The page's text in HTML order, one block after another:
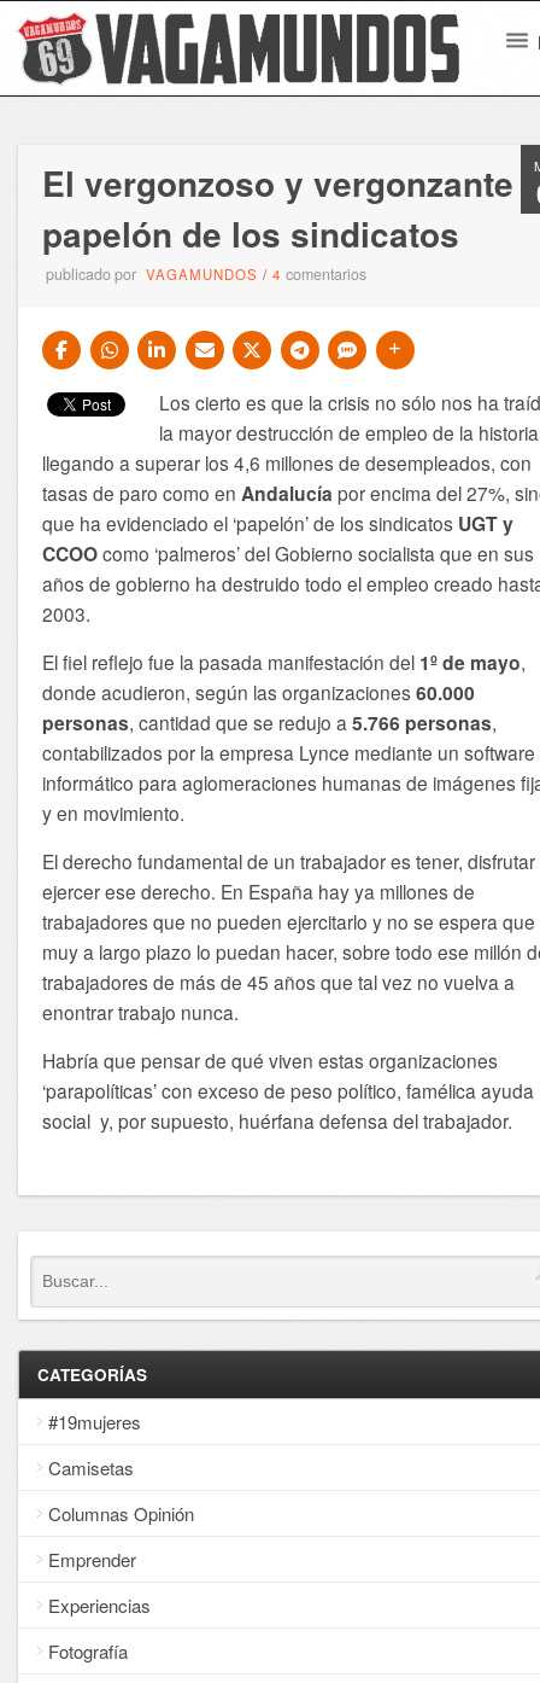
El vergonzoso y vergonzante
papelón de los sindicatos
publicado por VAGAMUNDOS /4comentarios
Los cierto es que la crisis no sólo nos ha
la mayor destrucción de empleo de la
llegando a superar los 4,6 millones de desempleados, con
tasas de paro como en Andalucía por encima del 27%,
que ha evidenciado el ‘papelón’ de los sindicatos UGT y
CCOOcomo ‘palmeros’ del Gobierno socialista que en sus
años de gobierno ha destruido todo el empleo creado
2003.
El fiel reflejo fue la pasada manifestación del 1º de mayo,
donde acudieron, según las organizaciones60.000
personas, cantidad que se redujo a5.766 personas,
contabilizados por la empresa Lynce mediante un software
informático para aglomeraciones humanas de imágenes
y en movimiento.
El derecho fundamental de un trabajador es tener, disfrutar
ejercer ese derecho. En España hay ya millones de
trabajadores que no pueden ejercitarlo y no se espera que
muy a largo plazo lo puedan hacer, sobre todo ese millón
trabajadores de más de 45 años que tal vez no vuelva a
enontrar trabajo nunca.
Habría que pensar de qué viven estas organizaciones
‘parapolíticas’ con exceso de peso político, famélica ayuda
social y, por supuesto, huérfana defensa del trabajador.
CATEGORÍAS
#19mujeres
Camisetas
Columnas Opinión
Emprender
Experiencias
Fotografía